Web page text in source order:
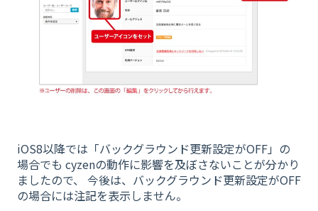
iOS8以降では「バックグラウンド更新設定がOFF」の
場合でも cyzenの動作に影響を及ぼさないことが分かり
ましたので、 今後は、バックグラウンド更新設定がOFF
の場合には注記を表示しません。